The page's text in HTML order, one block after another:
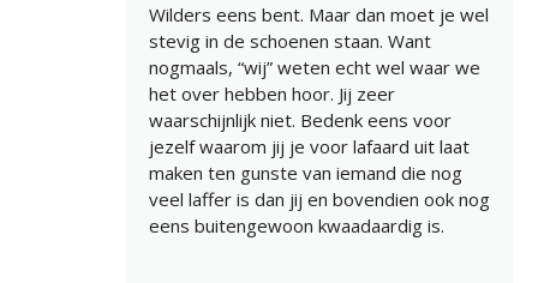
Wilders eens bent. Maar dan moet je wel
stevig in de schoenen staan. Want
nogmaals, “wij” weten echt wel waar we
het over hebben hoor. Jij zeer
waarschijnlijk niet. Bedenk eens voor
jezelf waarom jij je voor lafaard uit laat
maken ten gunste van iemand die nog
veel laffer is dan jij en bovendien ook nog
eens buitengewoon kwaadaardig is.